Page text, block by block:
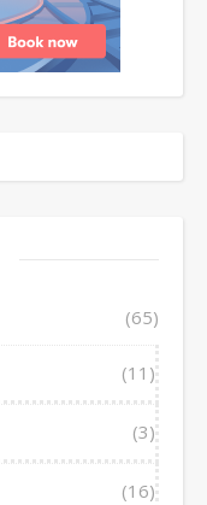
(65)
(11)
(3)
(16)